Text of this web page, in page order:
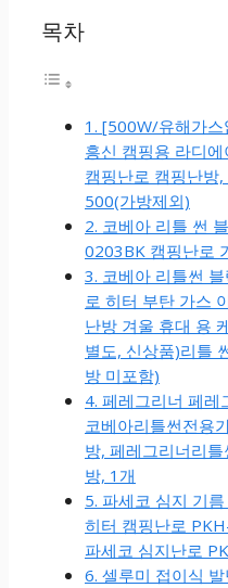
목차
1. [500W/유해가
흥신 캠핑용 라디에
캠핑난로 캠핑난방,
500(가방제외)
2. 코베아 리틀 썬
0203BK 캠핑난로
3. 코베아 리틀썬
로 히터 부탄 가스
난방 겨울 휴대 용
별도, 신상품)리틀
방 미포함)
4. 페레그리너 페레
코베아리틀썬전용
방, 페레그리너리
방, 1개
5. 파세코 심지 기
히터 캠핑난로
파세코 심지난로
6. 셀루미 접이식